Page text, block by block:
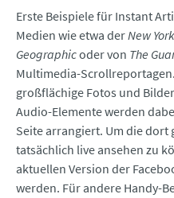
Erste Beispiele für Instant
Medien wie etwa derNew
Geographicoder von The
Multimedia-
großflächige Fotos und
Audio-Elemente werden
Seite arrangiert. Um die dort
tatsächlich live ansehen zu
aktuellen Version der
werden. Für andere Handy-